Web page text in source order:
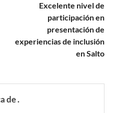
Excelente nivel de
participación en
presentación de
experiencias de inclusión
en Salto
de .